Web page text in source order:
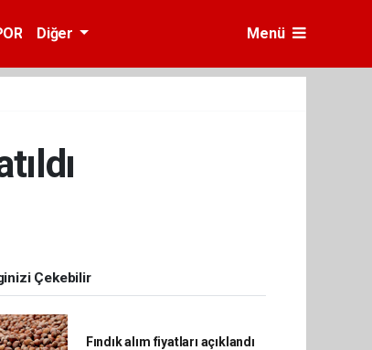
Diğer Menü
Çekebilir
Fındık alım fiyatları açıklandı